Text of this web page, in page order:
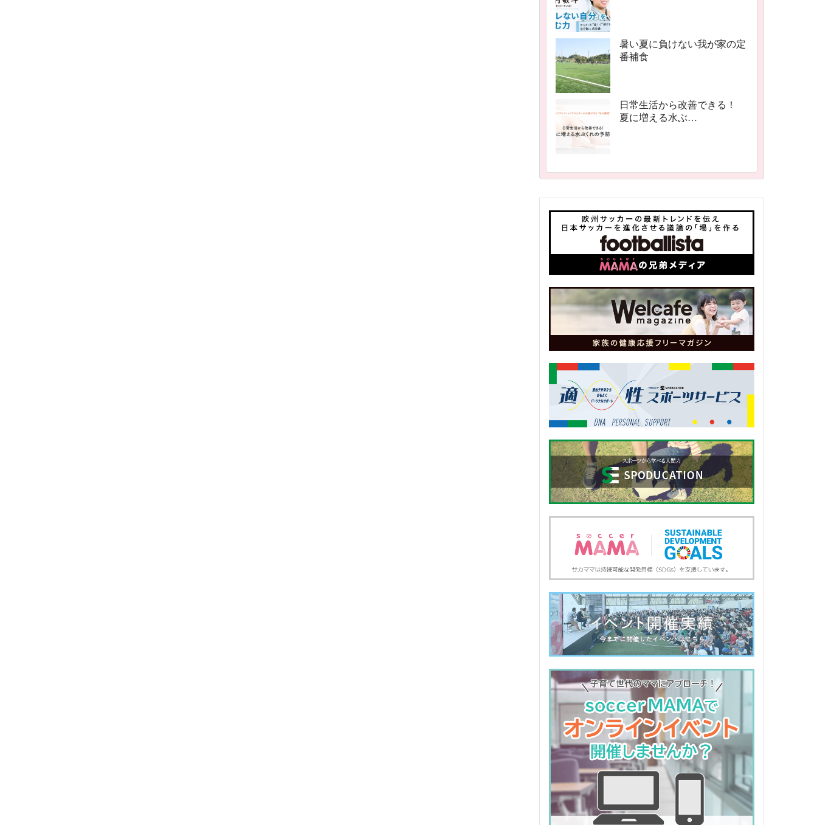
暑い夏に負けない我が家の定
番補食
日常生活から改善できる！
夏に増える水ぶ…